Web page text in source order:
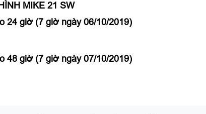
MIKE 21 SW
24 giờ (7 giờ ngày 06/10/2019)
48 giờ (7 giờ ngày 07/10/2019)